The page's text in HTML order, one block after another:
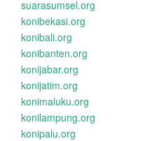
suarasumsel.org
konibekasi.org
konibali.org
konibanten.org
konijabar.org
konijatim.org
konimaluku.org
konilampung.org
konipalu.org